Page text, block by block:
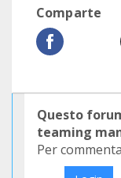
Comparte
Questo
teaming
Per